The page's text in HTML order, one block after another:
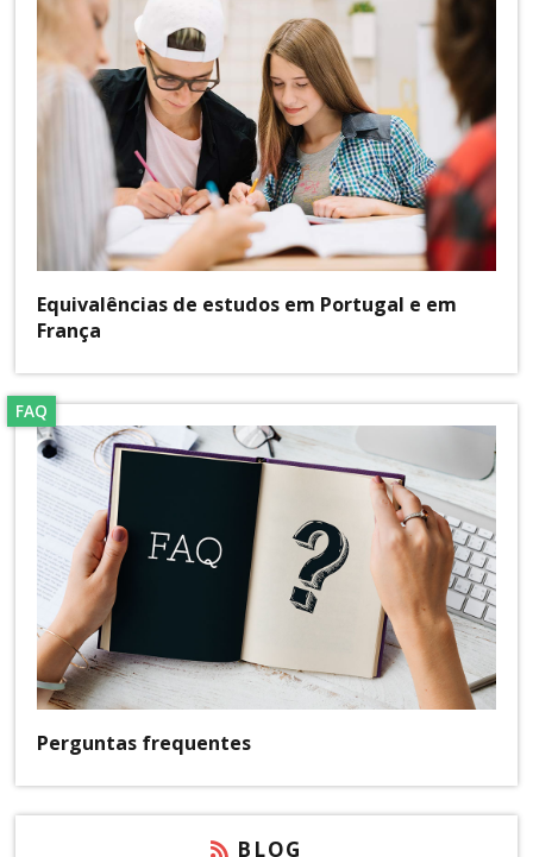
Equivalências de estudos em Portugal e em
França
FAQ
Perguntas frequentes
BLOG